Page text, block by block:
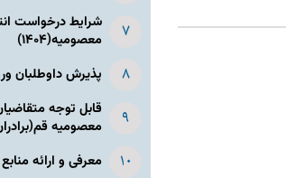
شرایط درخواست
معصومیه(۱۴۰۴)
پذیرش داوطلبان ورود
قابل توجه
معصومیه
معرفی و ارائه